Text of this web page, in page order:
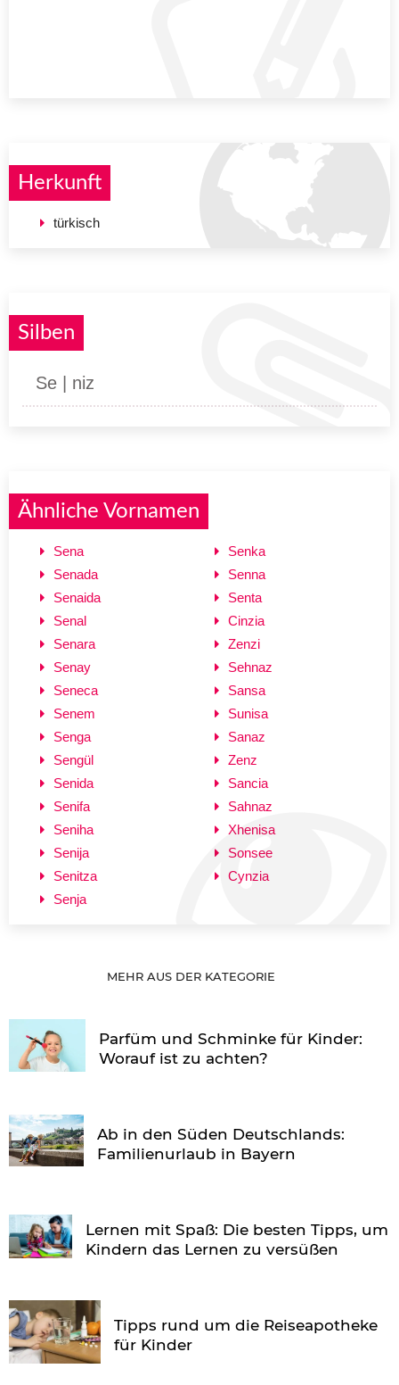
Herkunft
türkisch
Silben
Se | niz
Ähnliche Vornamen
Sena
Senada
Senaida
Senal
Senara
Senay
Seneca
Senem
Senga
Sengül
Senida
Senifa
Seniha
Senija
Senitza
Senja
Senka
Senna
Senta
Cinzia
Zenzi
Sehnaz
Sansa
Sunisa
Sanaz
Zenz
Sancia
Sahnaz
Xhenisa
Sonsee
Cynzia
MEHR AUS DER KATEGORIE
Parfüm und Schminke für Kinder:
Worauf ist zu achten?
Ab in den Süden Deutschlands:
Familienurlaub in Bayern
Lernen mit Spaß: Die besten Tipps, um
Kindern das Lernen zu versüßen
Tipps rund um die Reiseapotheke
für Kinder